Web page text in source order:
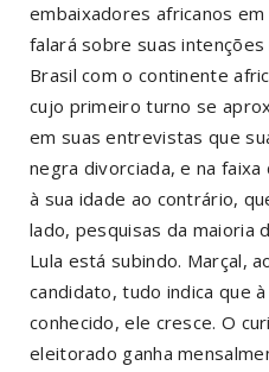
embaixadores africanos
falará sobre suas
Brasil com o continente
cujo primeiro turno se
em suas entrevistas que
negra divorciada, e na
à sua idade ao contrário,
lado, pesquisas da maioria
Lula está subindo. Marçal,
candidato, tudo indica que
conhecido, ele cresce. O
eleitorado ganha